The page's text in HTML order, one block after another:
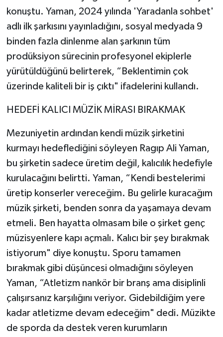
konuştu. Yaman, 2024 yılında 'Yaradanla sohbet'
adlı ilk şarkısını yayınladığını, sosyal medyada 9
binden fazla dinlenme alan şarkının tüm
prodüksiyon sürecinin profesyonel ekiplerle
yürütüldüğünü belirterek, “Beklentimin çok
üzerinde kaliteli bir iş çıktı" ifadelerini kullandı.
HEDEFİ KALICI MÜZİK MİRASI BIRAKMAK
Mezuniyetin ardından kendi müzik şirketini
kurmayı hedeflediğini söyleyen Ragıp Ali Yaman,
bu şirketin sadece üretim değil, kalıcılık hedefiyle
kurulacağını belirtti. Yaman, “Kendi bestelerimi
üretip konserler vereceğim. Bu gelirle kuracağım
müzik şirketi, benden sonra da yaşamaya devam
etmeli. Ben hayatta olmasam bile o şirket genç
müzisyenlere kapı açmalı. Kalıcı bir şey bırakmak
istiyorum" diye konuştu. Sporu tamamen
bırakmak gibi düşüncesi olmadığını söyleyen
Yaman, “Atletizm nankör bir branş ama disiplinli
çalışırsanız karşılığını veriyor. Gidebildiğim yere
kadar atletizme devam edeceğim" dedi. Müzikte
de sporda da destek veren kurumların